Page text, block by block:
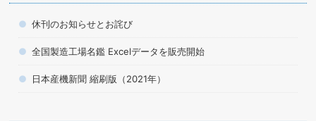
休刊のお知らせとお詫び
全国製造工場名鑑 Excelデータを販売開始
日本産機新聞 縮刷版（2021年）